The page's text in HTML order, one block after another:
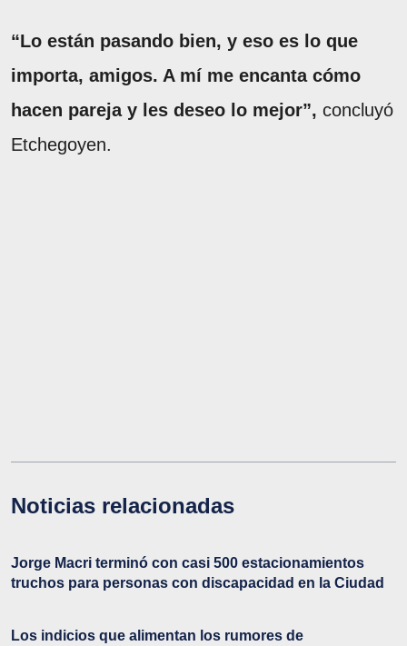
“Lo están pasando bien, y eso es lo que
importa, amigos. A mí me encanta cómo
hacen pareja y les deseo lo mejor”, concluyó
Etchegoyen.
Noticias relacionadas
Jorge Macri terminó con casi 500 estacionamientos
truchos para personas con discapacidad en la Ciudad
Los indicios que alimentan los rumores de